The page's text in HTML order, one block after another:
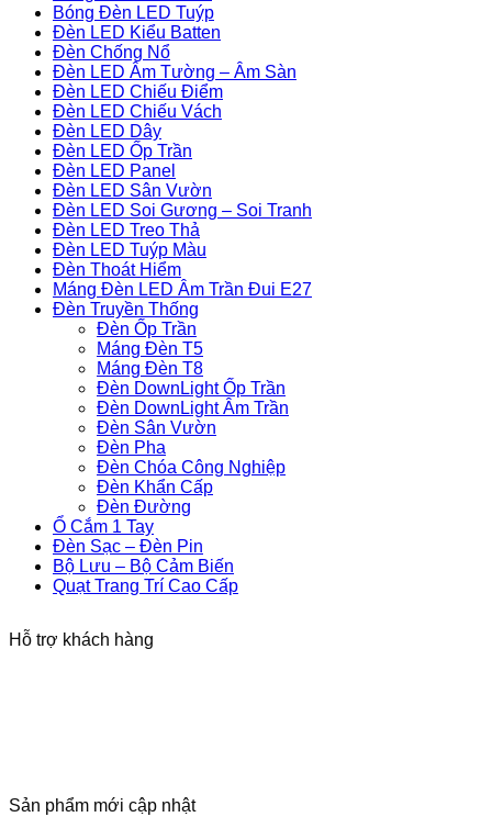
Bóng Đèn LED Tuýp
Đèn LED Kiểu Batten
Đèn Chống Nổ
Đèn LED Âm Tường – Âm Sàn
Đèn LED Chiếu Điểm
Đèn LED Chiếu Vách
Đèn LED Dây
Đèn LED Ốp Trần
Đèn LED Panel
Đèn LED Sân Vườn
Đèn LED Soi Gương – Soi Tranh
Đèn LED Treo Thả
Đèn LED Tuýp Màu
Đèn Thoát Hiểm
Máng Đèn LED Âm Trần Đui E27
Đèn Truyền Thống
Đèn Ốp Trần
Máng Đèn T5
Máng Đèn T8
Đèn DownLight Ốp Trần
Đèn DownLight Âm Trần
Đèn Sân Vườn
Đèn Pha
Đèn Chóa Công Nghiệp
Đèn Khẩn Cấp
Đèn Đường
Ổ Cắm 1 Tay
Đèn Sạc – Đèn Pin
Bộ Lưu – Bộ Cảm Biến
Quạt Trang Trí Cao Cấp
Hỗ trợ khách hàng
Sản phẩm mới cập nhật